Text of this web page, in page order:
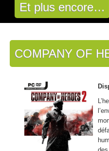
Et plus encore…
COMPANY OF